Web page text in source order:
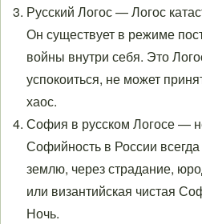
Русский Логос — Логос
Он существует в режиме
войны внутри себя. Это
успокоиться, не может
хаос.
София в русском Логосе —
Софийность в России
землю, через страдание,
или византийская чистая
Ночь.